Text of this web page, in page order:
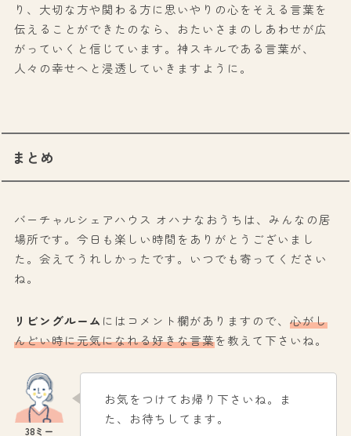
り、大切な方や関わる方に思いやりの心をそえる言葉を
伝えることができたのなら、おたいさまのしあわせが広
がっていくと信じています。神スキルである言葉が、
人々の幸せへと浸透していきますように。
まとめ
バーチャルシェアハウス オハナなおうちは、みんなの居
場所です。今日も楽しい時間をありがとうございまし
た。会えてうれしかったです。いつでも寄ってください
ね。
リビングルーム にはコメント欄がありますので、 心がし
んどい時に元気になれる好きな言葉を教えて下さいね。
お気をつけてお帰り下さいね。ま
た、お待ちしてます。